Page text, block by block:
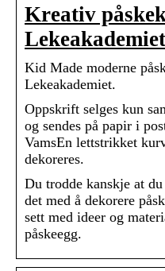
Kreativ
Lekeakademiet
Kid Made moderne
Lekeakademiet.
Oppskrift selges kun
og sendes på papir i
VamsEn lettstrikket
dekoreres.
Du trodde kanskje at
det med å dekorere
sett med ideer og
påskeegg.